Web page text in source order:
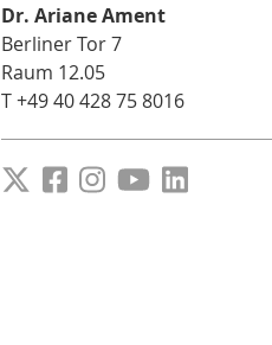
Dr. Ariane Ament
Berliner Tor 7
Raum 12.05
T +49 40 428 75 8016